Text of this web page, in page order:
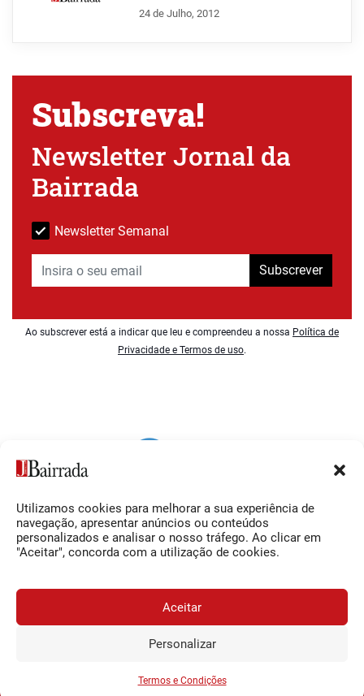
Utilizamos cookies para melhorar a sua experiência de
navegação, apresentar anúncios ou conteúdos
personalizados e analisar o nosso tráfego. Ao clicar em
"Aceitar", concorda com a utilização de cookies.
Aceitar
Personalizar
Termos e Condições
24 de Julho, 2012
Subscreva!
Newsletter Jornal da
Bairrada
Newsletter Semanal
Subscrever
Ao subscrever está a indicar que leu e compreendeu a nossa Política de
Privacidade e Termos de uso.
0,34€/semana
Siga-nos
Facebook
O Jornal da Bairrada
Contactos
Termos e Condições
© 2026 Jornal da Bairrada